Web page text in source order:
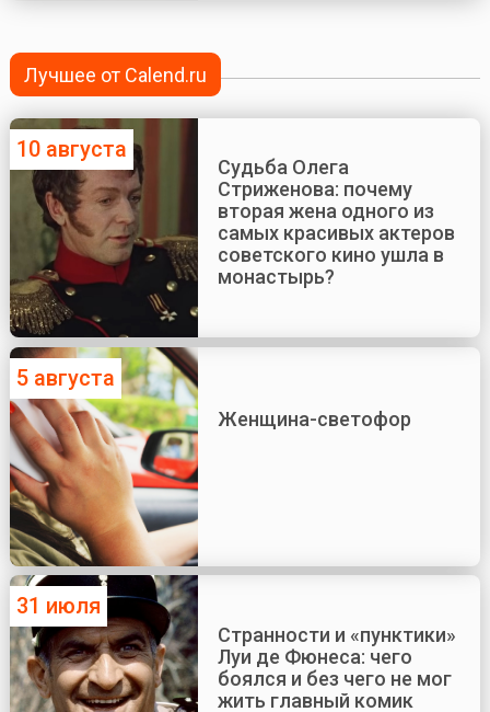
Лучшее от Calend.ru
10 августа
Судьба Олега
Стриженова: почему
вторая жена одного из
самых красивых актеров
советского кино ушла в
монастырь?
5 августа
Женщина-светофор
31 июля
Странности и «пунктики»
Луи де Фюнеса: чего
боялся и без чего не мог
жить главный комик